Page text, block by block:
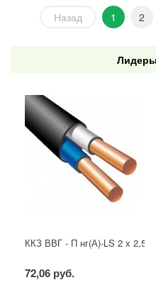
Назад 1 2
ККЗ ВВГ - П нг(А)-LS 2 х 2,5
72,06 руб.